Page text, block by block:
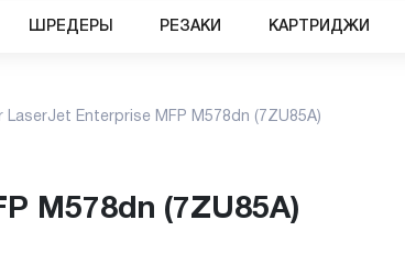
ШРЕДЕРЫ РЕЗАКИ КАРТРИДЖИ
LaserJet Enterprise MFP M578dn (7ZU85A)
M578dn (7ZU85A)